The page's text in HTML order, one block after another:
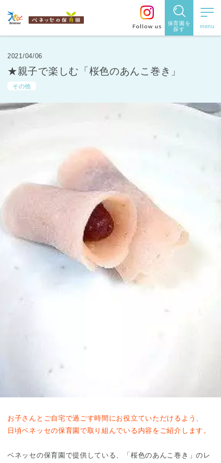
保育園を
探す
保育園を探す
住所・駅
都道府県
から探す
東京都
東京都 全域
2021/04/06
★親子で楽しむ「桜色のあんこ巻き」
その他
お子さんとご自宅で過ごす時間にお役立ていただけるよう、
日頃ベネッセの保育園で取り組んでいる内容をご紹介します。
ベネッセの保育園で提供している、「桜色のあんこ巻き」のレ